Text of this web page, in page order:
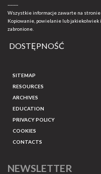
-------
Wszystkie informacje zawarte na stronie
Kopiowanie, powielanie lub
zabronione.
DOSTĘPNOŚĆ
SITEMAP
RESOURCES
ARCHIVES
EDUCATION
PRIVACY POLICY
COOKIES
CONTACTS
NEWSLETTER